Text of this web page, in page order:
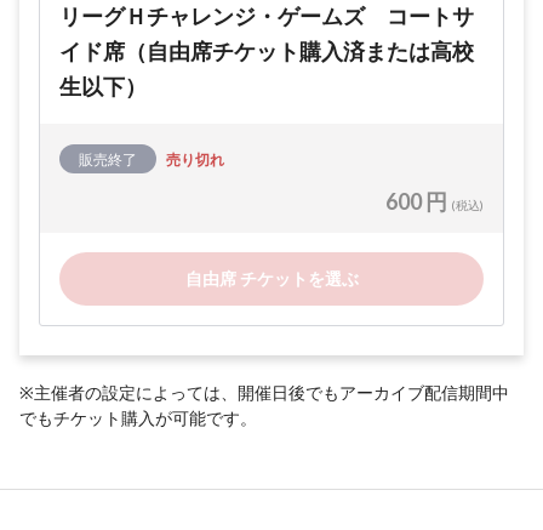
リーグＨチャレンジ・ゲームズ コートサ
イド席（自由席チケット購入済または高校
生以下）
販売終了 売り切れ
600 円 (税込)
自由席 チケットを選ぶ
※主催者の設定によっては、開催日後でもアーカイブ配信期間中
でもチケット購入が可能です。